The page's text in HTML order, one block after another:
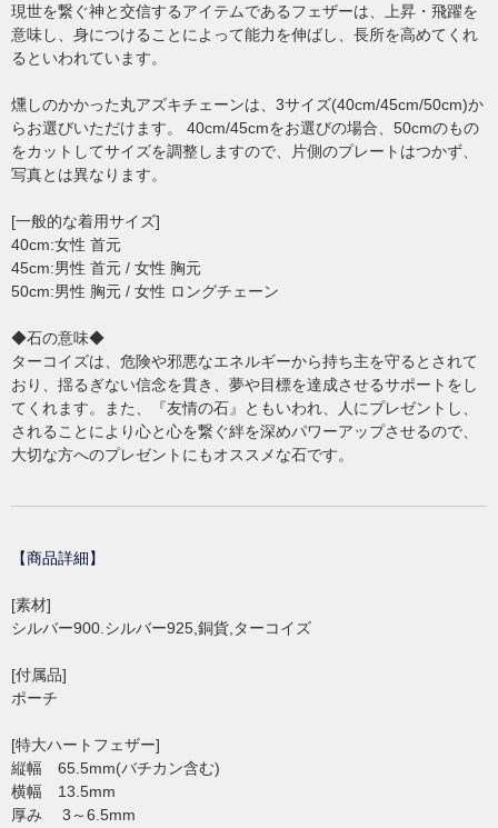
現世を繋ぐ神と交信するアイテムであるフェザーは、上昇・飛躍を
意味し、身につけることによって能力を伸ばし、長所を高めてくれ
るといわれています。
燻しのかかった丸アズキチェーンは、3サイズ(40cm/45cm/50cm)か
らお選びいただけます。 40cm/45cmをお選びの場合、50cmのもの
をカットしてサイズを調整しますので、片側のプレートはつかず、
写真とは異なります。
[一般的な着用サイズ]
40cm:女性 首元
45cm:男性 首元 / 女性 胸元
50cm:男性 胸元 / 女性 ロングチェーン
◆石の意味◆
ターコイズは、危険や邪悪なエネルギーから持ち主を守るとされて
おり、揺るぎない信念を貫き、夢や目標を達成させるサポートをし
てくれます。また、『友情の石』ともいわれ、人にプレゼントし、
されることにより心と心を繋ぐ絆を深めパワーアップさせるので、
大切な方へのプレゼントにもオススメな石です。
【商品詳細】
[素材]
シルバー900.シルバー925,銅貨,ターコイズ
[付属品]
ポーチ
[特大ハートフェザー]
縦幅 65.5mm(バチカン含む)
横幅 13.5mm
厚み 3～6.5mm